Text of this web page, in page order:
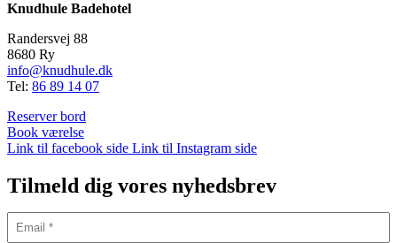
Knudhule Badehotel
Randersvej 88
8680 Ry
info@knudhule.dk
Tel: 86 89 14 07
Reserver bord
Book værelse
Link til facebook side Link til Instagram side
Tilmeld dig vores nyhedsbrev